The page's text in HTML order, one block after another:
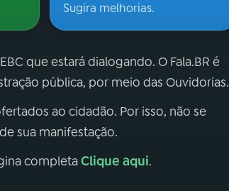
Sugira melhorias.
que estará dialogando. O Fala.BR é
pública, por meio das Ouvidorias.
ao cidadão. Por isso, não se
sua manifestação.
completaClique aqui.